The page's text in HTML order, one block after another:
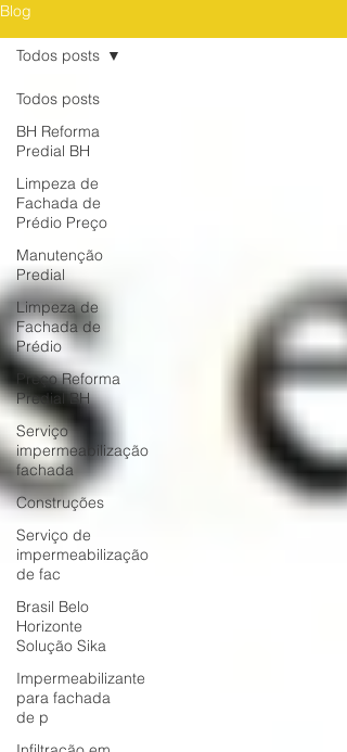
Blog
Todos posts
BH Reforma
Predial BH
Limpeza de
Fachada de
Prédio Preço
Manutenção
Predial
Limpeza de
Fachada de
Prédio
Preço Reforma
Predial BH
Serviço
impermeabilização
fachada
Construções
Serviço de
impermeabilização
de fac
Brasil Belo
Horizonte
Solução Sika
Impermeabilizante
para fachada
de p
Todos posts